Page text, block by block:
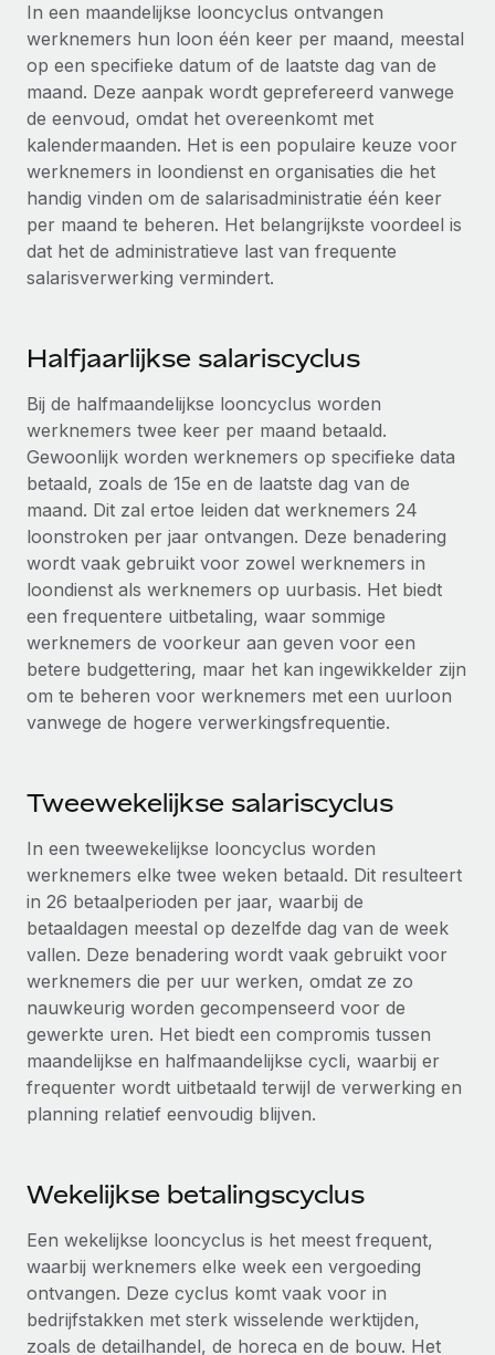
Vereenvoudig het screeningsproces van
kandidaten
Compliance Watchtower
Blijf compliance-risico's voor
Apparaatbeheer
Lever en track wereldwijd IT-middelen
Entiteiten oprichten
Stel snel compliant entiteiten op
Plaats werknemers moeiteloos over
Secundaire arbeidsvoorwaarden
Eenvoudig secundaire arbeidsvoorwaarden
beheren
CASESTUDY'S
Hoe AI-pionier Weaviate zijn team met 120%
liet groeien met Remote
Weaviate in één oogopslag Weaviate bouwt open source,
AI-first infrastructuur. De missie van het...
Meer informatie
De strategische samenwerking tussen
Reverse Tech in een oogopslag Reverse Tech, een start-
Meer informatie
Alle bronnen bekijken
BLOG
Global Payroll
EOR en PEO
Contractor Management
BLOG
Productupdates van Remote: Gusto- en Xero-
integraties en Contractor Management Plus
Het blijft de missie van Remote om alle soorten bedrijven
te helpen bij het aannemen, beheren en...
Meer informatie
Hoe Phiture 55 werknemers in 19 landen
beheert met Remote
Phiture, een toonaangevende leider in de wereldwijde
Meer informatie
In een maandelijkse looncyclus ontvangen
werknemers hun loon één keer per maand, meestal
op een specifieke datum of de laatste dag van de
maand. Deze aanpak wordt geprefereerd vanwege
de eenvoud, omdat het overeenkomt met
kalendermaanden. Het is een populaire keuze voor
werknemers in loondienst en organisaties die het
handig vinden om de salarisadministratie één keer
per maand te beheren. Het belangrijkste voordeel is
dat het de administratieve last van frequente
salarisverwerking vermindert.
Halfjaarlijkse salariscyclus
Bij de halfmaandelijkse looncyclus worden
werknemers twee keer per maand betaald.
Gewoonlijk worden werknemers op specifieke data
betaald, zoals de 15e en de laatste dag van de
maand. Dit zal ertoe leiden dat werknemers 24
loonstroken per jaar ontvangen. Deze benadering
wordt vaak gebruikt voor zowel werknemers in
loondienst als werknemers op uurbasis. Het biedt
een frequentere uitbetaling, waar sommige
werknemers de voorkeur aan geven voor een
betere budgettering, maar het kan ingewikkelder zijn
om te beheren voor werknemers met een uurloon
vanwege de hogere verwerkingsfrequentie.
Tweewekelijkse salariscyclus
In een tweewekelijkse looncyclus worden
werknemers elke twee weken betaald. Dit resulteert
in 26 betaalperioden per jaar, waarbij de
betaaldagen meestal op dezelfde dag van de week
vallen. Deze benadering wordt vaak gebruikt voor
werknemers die per uur werken, omdat ze zo
nauwkeurig worden gecompenseerd voor de
gewerkte uren. Het biedt een compromis tussen
maandelijkse en halfmaandelijkse cycli, waarbij er
frequenter wordt uitbetaald terwijl de verwerking en
planning relatief eenvoudig blijven.
Wekelijkse betalingscyclus
Een wekelijkse looncyclus is het meest frequent,
waarbij werknemers elke week een vergoeding
ontvangen. Deze cyclus komt vaak voor in
bedrijfstakken met sterk wisselende werktijden,
zoals de detailhandel, de horeca en de bouw. Het